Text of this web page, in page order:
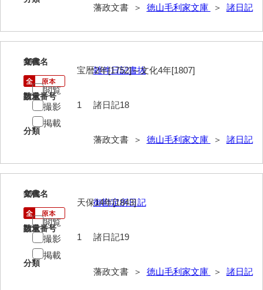
記録方
古記
諸役
寺社・町方
擬対問録
藩政文書 ＞ 徳山毛利家文庫 ＞ 諸日記
18
文書名
雑件日記書抜
請求番号
諸日記18
分類
藩政文書 ＞ 徳山毛利家文庫 ＞ 諸日記
年代
宝暦2年[1752]～文化4年[1807]
数量
1
閲覧
撮影
掲載
19
文書名
御勘定所日記
請求番号
諸日記19
分類
藩政文書 ＞ 徳山毛利家文庫 ＞ 諸日記
年代
天保14年[1843]
数量
1
閲覧
撮影
掲載